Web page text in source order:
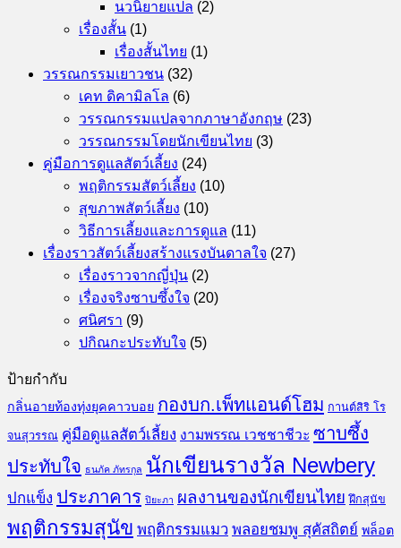
นวนิยายแปล (2)
เรื่องสั้น (1)
เรื่องสั้นไทย (1)
วรรณกรรมเยาวชน (32)
เคท ดิคามิลโล (6)
วรรณกรรมแปลจากภาษาอังกฤษ (23)
วรรณกรรมโดยนักเขียนไทย (3)
คู่มือการดูแลสัตว์เลี้ยง (24)
พฤติกรรมสัตว์เลี้ยง (10)
สุขภาพสัตว์เลี้ยง (10)
วิธีการเลี้ยงและการดูแล (11)
เรื่องราวสัตว์เลี้ยงสร้างแรงบันดาลใจ (27)
เรื่องราวจากญี่ปุ่น (2)
เรื่องจริงซาบซึ้งใจ (20)
ศนิศรา (9)
ปกิณกะประทับใจ (5)
ป้ายกำกับ
กลิ่นอายท้องทุ่งยุคคาวบอย กองบก.เพ็ทแอนด์โฮม กานต์สิริ โร
จนสุวรรณ คู่มือดูแลสัตว์เลี้ยง งามพรรณ เวชชาชีวะ ซาบซึ้ง
ประทับใจ ธนภัค ภัทรกุล นักเขียนรางวัล Newbery
ปกแข็ง ประภาคาร ปิยะภา ผลงานของนักเขียนไทย ฝึกสุนัข
พฤติกรรมสุนัข พฤติกรรมแมว พลอยชมพู สุคัสถิตย์ พล็อต